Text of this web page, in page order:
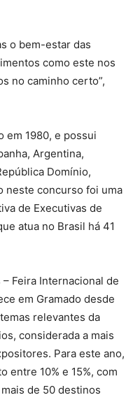
o bem-estar das
como este nos
no caminho certo”,
em 1980, e possui
Argentina,
Domínio,
neste concurso foi uma
de Executivas de
atua no Brasil há 41
– Feira Internacional de
em Gramado desde
relevantes da
considerada a mais
Para este ano,
entre 10% e 15%, com
de 50 destinos